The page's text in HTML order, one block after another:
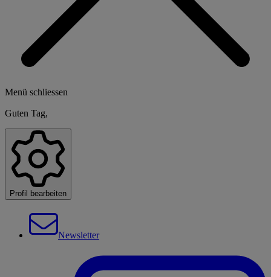
Menü schliessen
Guten Tag,
Profil bearbeiten
Newsletter